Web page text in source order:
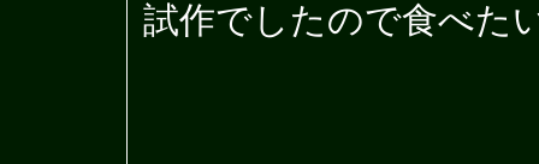
試作でしたので食べた